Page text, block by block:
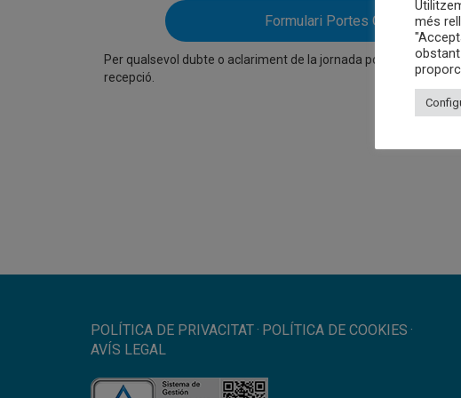
Formulari Portes Obertes
Per qualsevol dubte o aclariment de la jornada podeu
recepció.
POLÍTICA DE PRIVACITAT· POLÍTICA DE COOKIES ·
AVÍS LEGAL
més